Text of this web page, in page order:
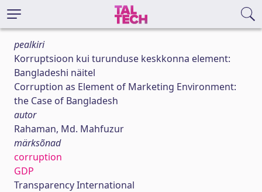
pealkiri
Korruptsioon kui turunduse keskkonna element:
Bangladeshi näitel
Corruption as Element of Marketing Environment:
the Case of Bangladesh
autor
Rahaman, Md. Mahfuzur
märksõnad
corruption
GDP
Transparency International